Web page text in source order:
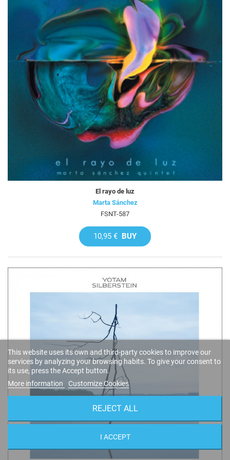
El rayo de luz
Marta Sánchez
FSNT-587
10,95 € BUY
This website uses its own and third-party cookies to improve our
services by analyzing your browsing habits. To give your consent to
its use, press the Accept button.
More information
Customize Cookies
REJECT ALL
I ACCEPT